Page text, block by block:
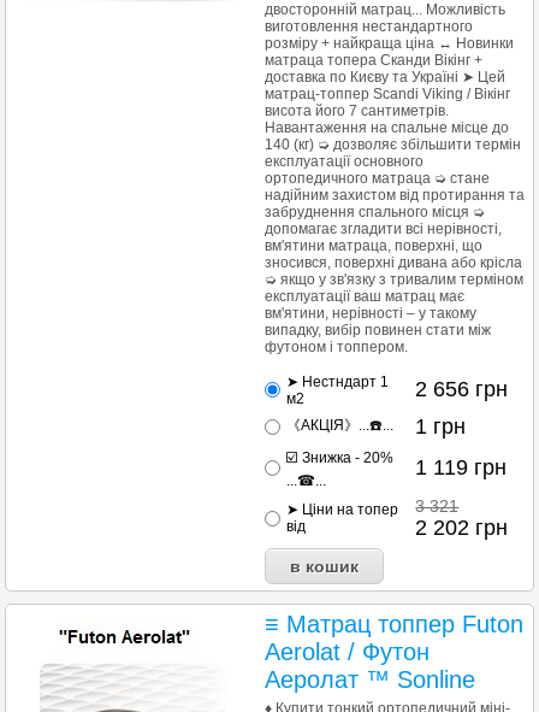
двосторонній матрац... Можливість
виготовлення нестандартного
розміру + найкраща ціна ↔ Новинки
матраца топера Сканди Вікінг +
доставка по Києву та Україні ➤ Цей
матрац-топпер Scandi Viking / Вікінг
висота його 7 сантиметрів.
Навантаження на спальне місце до
140 (кг) ➭ дозволяє збільшити термін
експлуатації основного
ортопедичного матраца ➭ стане
надійним захистом від протирання та
забруднення спального місця ➭
допомагає згладити всі нерівності,
вм'ятини матраца, поверхні, що
зносився, поверхні дивана або крісла
➭ якщо у зв'язку з тривалим терміном
експлуатації ваш матрац має
вм'ятини, нерівності – у такому
випадку, вибір повинен стати між
футоном і топпером.
➤ Нестндарт 1
м2
2 656 грн
《АКЦІЯ》...☎️... 1 грн
☑️ Знижка - 20%
...☎...
1 119 грн
➤ Ціни на топер
від
3 321
2 202 грн
≡ Матрац топпер Futon
Aerolat / Футон
Аеролат ™ Sonline